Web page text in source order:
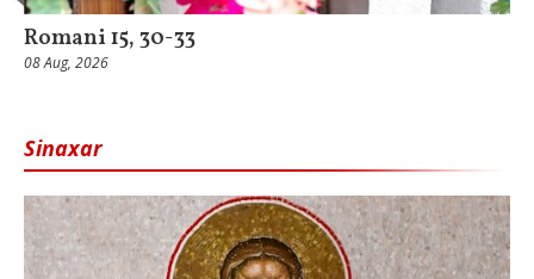
Romani 15, 30-33
08 Aug, 2026
Sinaxar